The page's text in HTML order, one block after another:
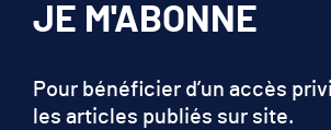
JE M'ABONNE
Pour bénéficier d’un accès
les articles publiés sur site.